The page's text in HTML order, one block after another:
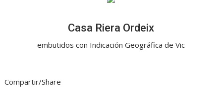
Casa Riera Ordeix
embutidos con Indicación Geográfica de Vic
Compartir/Share